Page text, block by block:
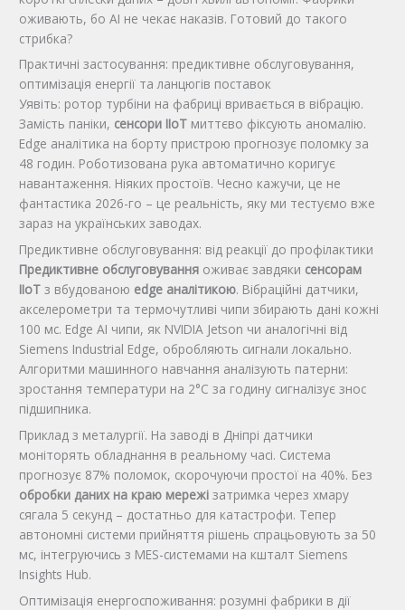
оживають, бо AI не чекає наказів. Готовий до такого
стрибка?
Практичні застосування: предиктивне обслуговування,
оптимізація енергії та ланцюгів поставок
Уявіть: ротор турбіни на фабриці вривається в вібрацію.
Замість паніки, сенсори IIoT миттєво фіксують аномалію.
Edge аналітика на борту пристрою прогнозує поломку за
48 годин. Роботизована рука автоматично коригує
навантаження. Ніяких простоїв. Чесно кажучи, це не
фантастика 2026-го – це реальність, яку ми тестуємо вже
зараз на українських заводах.
Предиктивне обслуговування: від реакції до профілактики
Предиктивне обслуговування оживає завдяки сенсорам
IIoT з вбудованою edge аналітикою. Вібраційні датчики,
акселерометри та термочутливі чипи збирають дані кожні
100 мс. Edge AI чипи, як NVIDIA Jetson чи аналогічні від
Siemens Industrial Edge, обробляють сигнали локально.
Алгоритми машинного навчання аналізують патерни:
зростання температури на 2°C за годину сигналізує знос
підшипника.
Приклад з металургії. На заводі в Дніпрі датчики
моніторять обладнання в реальному часі. Система
прогнозує 87% поломок, скорочуючи простої на 40%. Без
обробки даних на краю мережі затримка через хмару
сягала 5 секунд – достатньо для катастрофи. Тепер
автономні системи прийняття рішень спрацьовують за 50
мс, інтегруючись з MES-системами на кшталт Siemens
Insights Hub.
Оптимізація енергоспоживання: розумні фабрики в дії